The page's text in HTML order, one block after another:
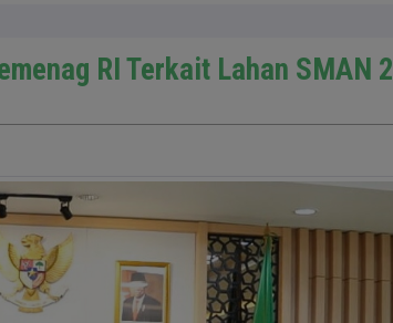
RI Terkait Lahan SMAN 2